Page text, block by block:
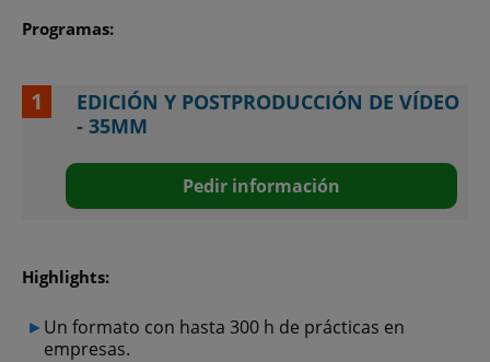
Programas:
EDICIÓN Y POSTPRODUCCIÓN DE VÍDEO
- 35MM
Pedir información
Highlights:
Un formato con hasta 300 h de prácticas en
empresas.